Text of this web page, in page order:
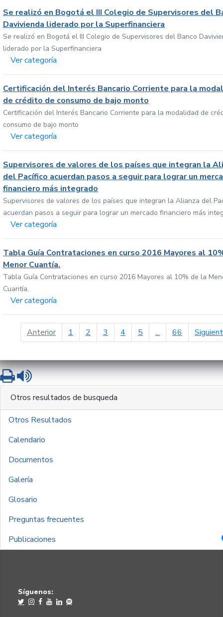
Se realizó en Bogotá el III Colegio de Supervisores del
Davivienda liderado por la Superfinanciera
Se realizó en Bogotá el III Colegio de Supervisores del Banco
liderado por la Superfinanciera
Ver categoría
Certificación del Interés Bancario Corriente para la
de crédito de consumo de bajo monto
Certificación del Interés Bancario Corriente para la modalidad de
consumo de bajo monto
Ver categoría
Supervisores de valores de los países que integran la
del Pacífico acuerdan pasos a seguir para lograr un
financiero más integrado
Supervisores de valores de los países que integran la Alianza del
acuerdan pasos a seguir para lograr un mercado financiero más
Ver categoría
Tabla Guía Contrataciones en curso 2016 Mayores al
Menor Cuantía.
Tabla Guía Contrataciones en curso 2016 Mayores al 10% de la
Cuantía.
Ver categoría
Anteriorpágina anterior
1 2 3 4 5 ... 66
ImprimirLeer contenido
Otros resultados de busqueda
Otros Resultados
Calendario
Documentos
Galería
Glosario
Preguntas frecuentes
Publicaciones
Síguenos: